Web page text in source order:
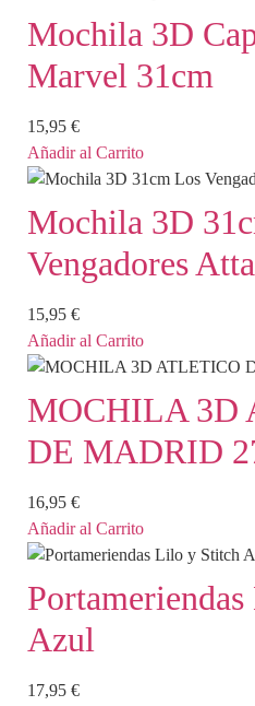
Mochila 3D
Marvel 31cm
15,95 €
Añadir al Carrito
Mochila 3D
Vengadores
15,95 €
Añadir al Carrito
MOCHILA 3D
DE MADRID
16,95 €
Añadir al Carrito
Azul
17,95 €